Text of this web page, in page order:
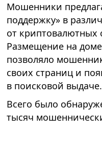
Мошенники
поддержку» в
от криптовалютных
Размещение на
позволяло
своих страниц и
в поисковой выдаче.
Всего было
тысяч